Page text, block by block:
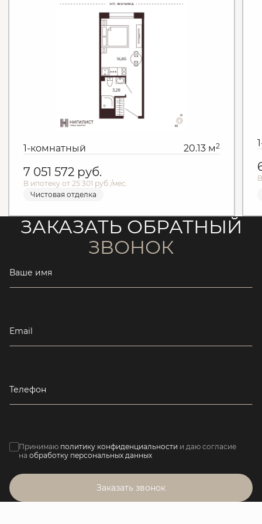
1-комнатный 20.13 м2
7 051 572 руб.
В ипотеку от 25 301 руб./мес.
Чистовая отделка
ЗАКАЗАТЬ ОБРАТНЫЙ
ЗВОНОК
Ваше имя
Email
Телефон
Принимаю политику конфиденциальности и даю согласие
на обработку персональных данных
Заказать звонок